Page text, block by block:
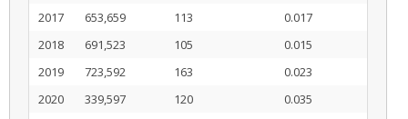
2017
653,659 113
0.017
2018
691,523 105
0.015
2019
723,592 163
0.023
2020
339,597 120
0.035